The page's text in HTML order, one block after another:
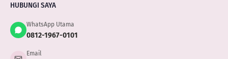
HUBUNGI SAYA
WhatsApp Utama
0812-1967-0101
Email